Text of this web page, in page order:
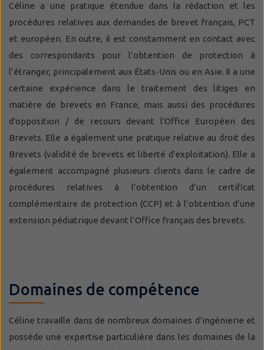
Céline a une pratique étendue dans la rédaction et les
procédures relatives aux demandes de brevet français, PCT
et européen. En outre, il est constamment en contact avec
des correspondants pour l’obtention de protection à
l’étranger, principalement aux États-Unis ou en Asie. Il a une
certaine expérience dans le traitement des litiges en
matière de brevets en France, mais aussi des procédures
d'opposition / de recours devant l'Office Européen des
Brevets. Elle a également une pratique relative au droit des
Brevets (validité de brevets et liberté d'exploitation). Elle a
également accompagné plusieurs clients dans le cadre de
procédures relatives à l’obtention d’un certificat
complémentaire de protection (CCP) et à l’obtention d’une
extension pédiatrique devant l’Office français des brevets.
Domaines de compétence
Céline travaille dans de nombreux domaines d’ingénierie et
possède une expertise particulière dans les domaines de la